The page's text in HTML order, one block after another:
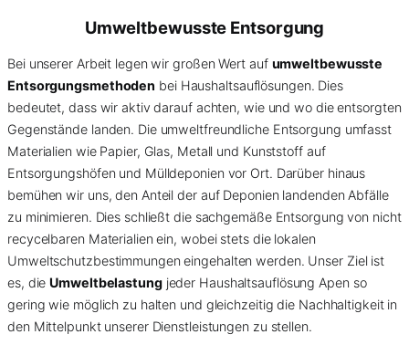
Umweltbewusste Entsorgung
Bei unserer Arbeit legen wir großen Wert auf umweltbewusste
Entsorgungsmethoden bei Haushaltsauflösungen. Dies
bedeutet, dass wir aktiv darauf achten, wie und wo die entsorgten
Gegenstände landen. Die umweltfreundliche Entsorgung umfasst
Materialien wie Papier, Glas, Metall und Kunststoff auf
Entsorgungshöfen und Mülldeponien vor Ort. Darüber hinaus
bemühen wir uns, den Anteil der auf Deponien landenden Abfälle
zu minimieren. Dies schließt die sachgemäße Entsorgung von nicht
recycelbaren Materialien ein, wobei stets die lokalen
Umweltschutzbestimmungen eingehalten werden. Unser Ziel ist
es, dieUmweltbelastungjeder Haushaltsauflösung Apen so
gering wie möglich zu halten und gleichzeitig die Nachhaltigkeit in
den Mittelpunkt unserer Dienstleistungen zu stellen.